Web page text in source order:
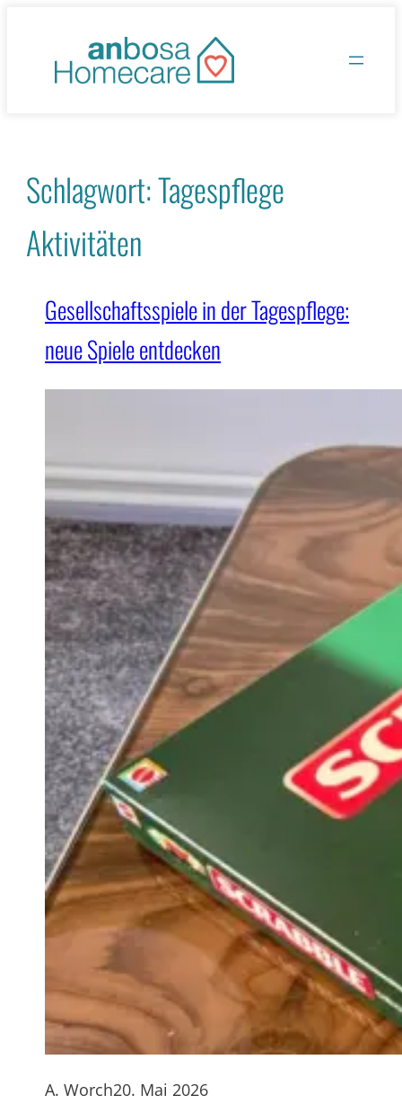
springen
Schlagwort:Tagespflege
Aktivitäten
Gesellschaftsspiele in der Tagespflege:
neue Spiele entdecken
A. Worch20. Mai 2026